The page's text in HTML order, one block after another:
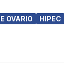
OVARIO HIPEC